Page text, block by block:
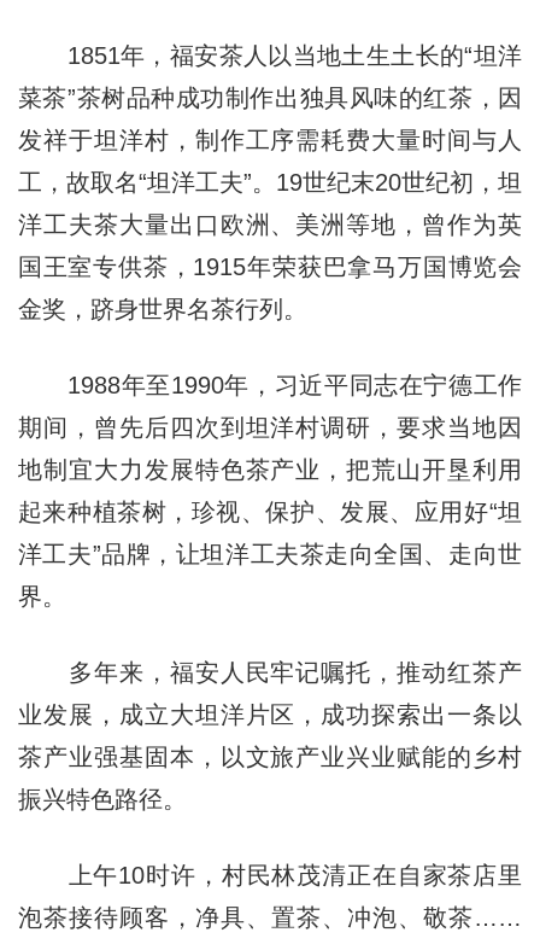
1851年，福安茶人以当地土生土长的“坦洋
菜茶”茶树品种成功制作出独具风味的红茶，因
发祥于坦洋村，制作工序需耗费大量时间与人
工，故取名“坦洋工夫”。19世纪末20世纪初，坦
洋工夫茶大量出口欧洲、美洲等地，曾作为英
国王室专供茶，1915年荣获巴拿马万国博览会
金奖，跻身世界名茶行列。
1988年至1990年，习近平同志在宁德工作
期间，曾先后四次到坦洋村调研，要求当地因
地制宜大力发展特色茶产业，把荒山开垦利用
起来种植茶树，珍视、保护、发展、应用好“坦
洋工夫”品牌，让坦洋工夫茶走向全国、走向世
界。
多年来，福安人民牢记嘱托，推动红茶产
业发展，成立大坦洋片区，成功探索出一条以
茶产业强基固本，以文旅产业兴业赋能的乡村
振兴特色路径。
上午10时许，村民林茂清正在自家茶店里
泡茶接待顾客，净具、置茶、冲泡、敬茶……